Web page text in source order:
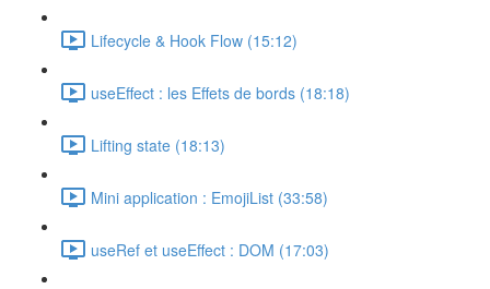
Lifecycle & Hook Flow (15:12)
useEffect : les Effets de bords (18:18)
Lifting state (18:13)
Mini application : EmojiList (33:58)
useRef et useEffect : DOM (17:03)